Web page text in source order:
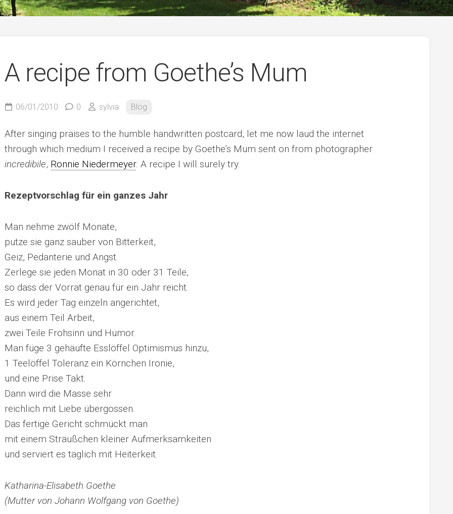
German
A recipe from Goethe’s Mum
06/01/2010 0 sylvia Blog
After singing praises to the humble handwritten postcard, let me now laud the internet
through which medium I received a recipe by Goethe’s Mum sent on from photographer
incredibile, Ronnie Niedermeyer. A recipe I will surely try.
Rezeptvorschlag für ein ganzes Jahr
Man nehme zwölf Monate,
putze sie ganz sauber von Bitterkeit,
Geiz, Pedanterie und Angst.
Zerlege sie jeden Monat in 30 oder 31 Teile,
so dass der Vorrat genau für ein Jahr reicht.
Es wird jeder Tag einzeln angerichtet,
aus einem Teil Arbeit,
zwei Teile Frohsinn und Humor.
Man füge 3 gehäufte Esslöffel Optimismus hinzu,
1 Teelöffel Toleranz ein Körnchen Ironie,
und eine Prise Takt.
Dann wird die Masse sehr
reichlich mit Liebe übergossen.
Das fertige Gericht schmückt man
mit einem Sträußchen kleiner Aufmerksamkeiten
und serviert es täglich mit Heiterkeit.
Katharina-Elisabeth Goethe
(Mutter von Johann Wolfgang von Goethe)